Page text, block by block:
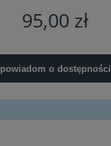
95,00 zł
powiadom o dostępności